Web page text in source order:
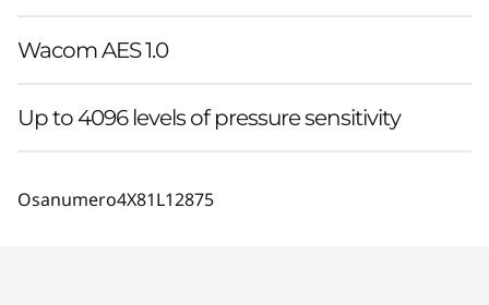
Wacom AES 1.0
Up to 4096 levels of pressure sensitivity
Osanumero4X81L12875